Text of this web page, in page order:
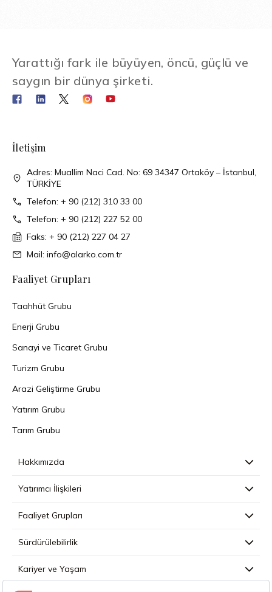
Yarattığı fark ile büyüyen, öncü, güçlü ve
saygın bir dünya şirketi.
İletişim
Adres: Muallim Naci Cad. No: 69 34347 Ortaköy – İstanbul,
TÜRKİYE
Telefon: + 90 (212) 310 33 00
Telefon: + 90 (212) 227 52 00
Faks: + 90 (212) 227 04 27
Mail: info@alarko.com.tr
Faaliyet Grupları
Taahhüt Grubu
Enerji Grubu
Sanayi ve Ticaret Grubu
Turizm Grubu
Arazi Geliştirme Grubu
Yatırım Grubu
Tarım Grubu
Hakkımızda
Yatırımcı İlişkileri
Faaliyet Grupları
Sürdürülebilirlik
Kariyer ve Yaşam